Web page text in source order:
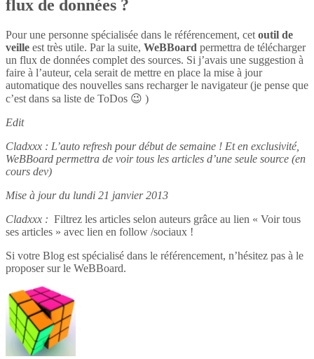
flux de données ?
Pour une personne spécialisée dans le référencement, cet outil de
veille est très utile. Par la suite, WeBBoard permettra de télécharger
un flux de données complet des sources. Si j’avais une suggestion à
faire à l’auteur, cela serait de mettre en place la mise à jour
automatique des nouvelles sans recharger le navigateur (je pense que
c’est dans sa liste de ToDos 😉 )
Edit
Cladxxx : L’auto refresh pour début de semaine ! Et en exclusivité,
WeBBoard permettra de voir tous les articles d’une seule source (en
cours dev)
Mise à jour du lundi 21 janvier 2013
Cladxxx : Filtrez les articles selon auteurs grâce au lien « Voir tous
ses articles » avec lien en follow /sociaux !
Si votre Blog est spécialisé dans le référencement, n’hésitez pas à le
proposer sur le WeBBoard.